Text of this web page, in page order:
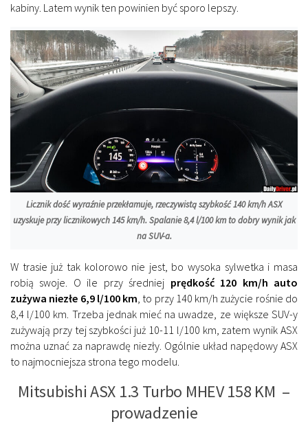
kabiny. Latem wynik ten powinien być sporo lepszy.
Licznik dość wyraźnie przekłamuje, rzeczywistą szybkość 140 km/h ASX
uzyskuje przy licznikowych 145 km/h. Spalanie 8,4 l/100 km to dobry wynik jak
na SUV-a.
W trasie już tak kolorowo nie jest, bo wysoka sylwetka i masa
robią swoje. O ile przy średniej prędkość 120 km/h auto
zużywa niezłe 6,9 l/100 km , to przy 140 km/h zużycie rośnie do
8,4 l/100 km. Trzeba jednak mieć na uwadze, ze większe SUV-y
zużywają przy tej szybkości już 10-11 l/100 km, zatem wynik ASX
można uznać za naprawdę niezły. Ogólnie układ napędowy ASX
to najmocniejsza strona tego modelu.
Mitsubishi ASX 1.3 Turbo MHEV 158 KM –
prowadzenie